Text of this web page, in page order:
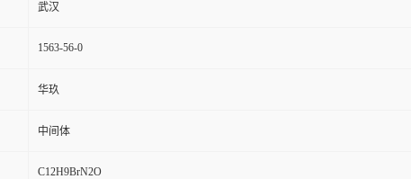
武汉
1563-56-0
华玖
中间体
C12H9BrN2O